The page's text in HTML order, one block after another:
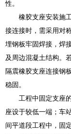
性。
橡胶支座安装施
接连接时，需采用对
埋钢板牢固焊接，焊
及周边混凝土结构。
隔震橡胶支座连接钢
稳固。
工程中固定支座
座设于较低一端；车
间平道段工程中，固